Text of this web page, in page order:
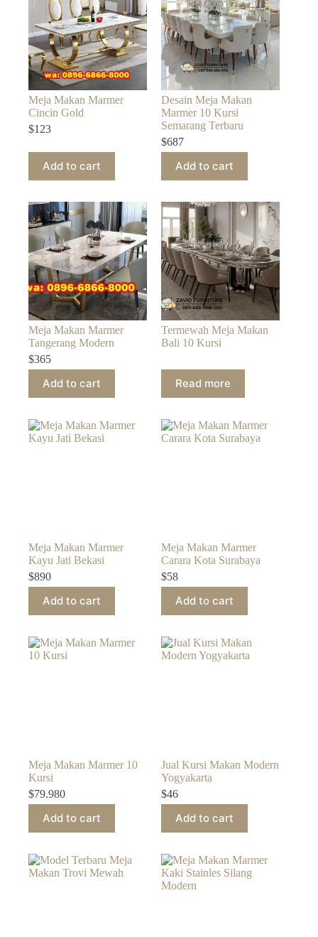
Meja Makan Marmer
Cincin Gold
$123
Add to cart
Desain Meja Makan
Marmer 10 Kursi
Semarang Terbaru
$687
Add to cart
Meja Makan Marmer
Tangerang Modern
$365
Add to cart
Termewah Meja Makan
Bali 10 Kursi
Read more
Meja Makan Marmer
Kayu Jati Bekasi
$890
Add to cart
Meja Makan Marmer
Carara Kota Surabaya
$58
Add to cart
Meja Makan Marmer 10
Kursi
$79.980
Add to cart
Jual Kursi Makan Modern
Yogyakarta
$46
Add to cart